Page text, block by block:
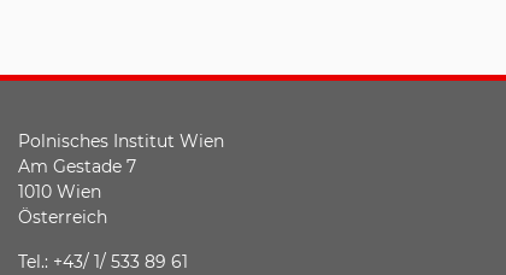
Polnisches Institut Wien
Am Gestade 7
1010 Wien
Österreich
Tel.: +43/ 1/ 533 89 61